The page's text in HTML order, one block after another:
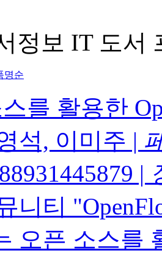
정보 IT 도서
명순
를 활용한
석, 이미주 |
|
니티
오픈 소스를